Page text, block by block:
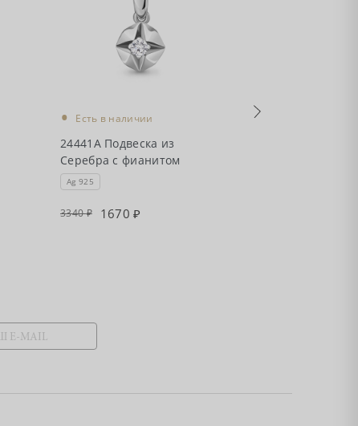
• Есть в наличии
24441А Подвеска из
Серебра с фианитом
Ag 925
3340 1670